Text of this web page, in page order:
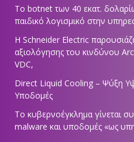
Το botnet των 40 εκατ.
παιδικό λογισμικό στην
Η Schneider Electric
αξιολόγησης του κινδύνου
VDC,
Direct Liquid Cooling – Ψύξη
Υποδομές
Το κυβερνοέγκλημα γίνεται
malware και υποδομές «ως